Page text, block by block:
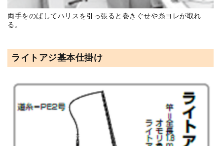
両手をのばしてハリスを引っ張ると巻きぐせや糸ヨレが取れ
る。
ライトアジ基本仕掛け